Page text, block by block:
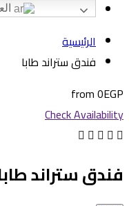
الرئيسية
فندق ستراند طابا
from0EGP
Check Availability
فندق ستراند